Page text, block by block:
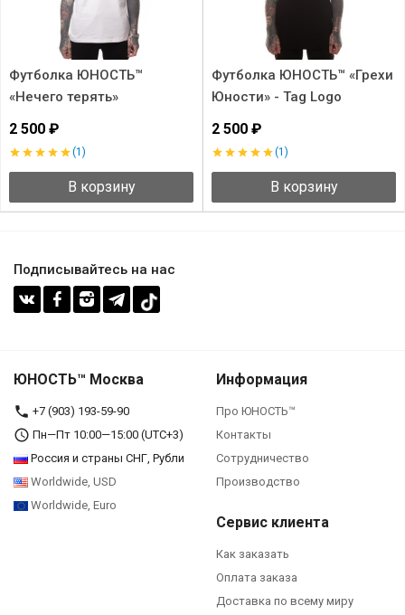
Футболка ЮНОСТЬ™
«Нечего терять»
2 500 ₽
(1)
В корзину
Футболка ЮНОСТЬ™ «Грехи
Юности» - Tag Logo
2 500 ₽
(1)
В корзину
Подписывайтесь на нас
ЮНОСТЬ™ Москва
+7 (903) 193-59-90‬
Пн—Пт 10:00—15:00 (UTC+3)
Россия и страны СНГ, Рубли
Worldwide, USD
Worldwide, Euro
Информация
Про ЮНОСТЬ™
Контакты
Сотрудничество
Производство
Сервис клиента
Как заказать
Оплата заказа
Доставка по всему миру